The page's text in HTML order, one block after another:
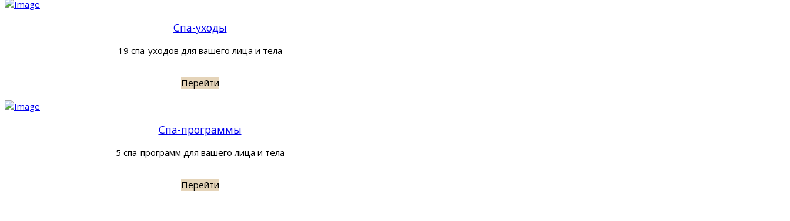
Спа-уходы
19 спа-уходов для вашего лица и тела
Перейти
Спа-программы
5 спа-программ для вашего лица и тела
Перейти